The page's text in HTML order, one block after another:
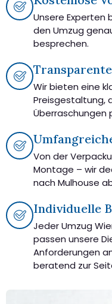
Unsere Experten
den Umzug
besprechen.
Wir bieten eine
Preisgestaltung,
Überraschungen
Von der
Montage – wir
nach Mulhouse
Individuelle
Jeder Umzug
passen unsere
Anforderungen
beratend zur